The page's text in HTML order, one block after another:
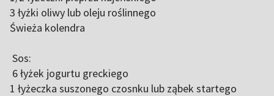
3 łyżki oliwy lub oleju roślinnego
Świeża kolendra
Sos:
6 łyżek jogurtu greckiego
1 łyżeczka suszonego czosnku lub ząbek startego